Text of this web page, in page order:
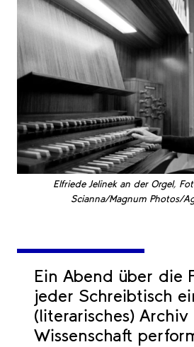
Elfriede Jelinek an der Orgel,
Scianna/Magnum Photos/
Ein Abend über die
jeder Schreibtisch
(literarisches)
Wissenschaft